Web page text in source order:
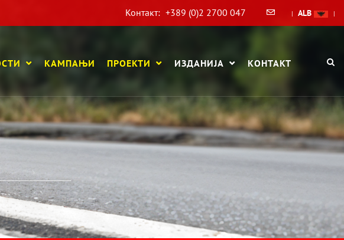
Контакт: +389 (0)2 2700 047 | ALB |
КАМПАЊИ ПРОЕКТИ ИЗДАНИЈА КОНТАКТ